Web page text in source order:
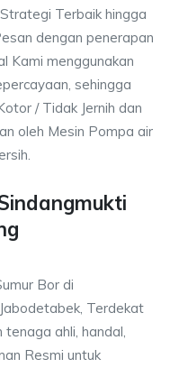
Terbaik hingga
dengan penerapan
Kami menggunakan
sehingga
/ Tidak Jernih dan
oleh Mesin Pompa air
Bor di
Terdekat
ahli, handal,
Resmi untuk